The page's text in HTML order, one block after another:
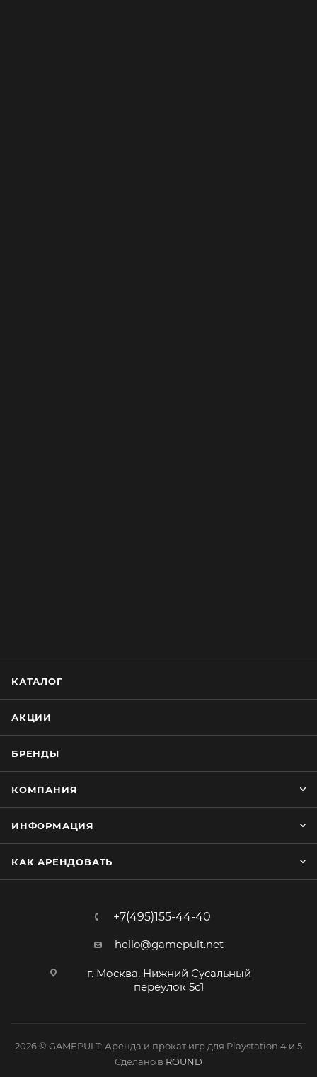
КАТАЛОГ
АКЦИИ
БРЕНДЫ
КОМПАНИЯ
ИНФОРМАЦИЯ
КАК АРЕНДОВАТЬ
+7(495)155-44-40
hello@gamepult.net
г. Москва, Нижний Сусальный
переулок 5с1
2026 © GAMEPULT: Аренда и прокат игр для Playstation 4 и 5
Сделано в ROUND